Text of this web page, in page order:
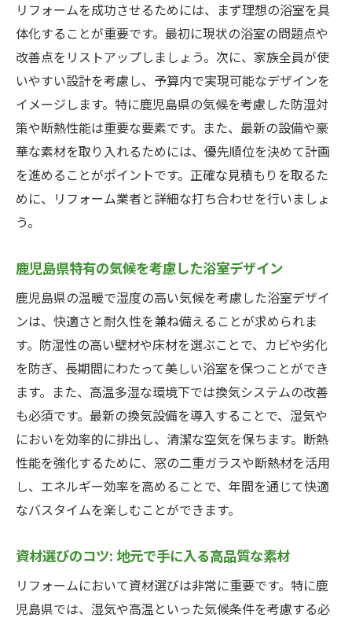
リフォーム費用を抑えつつ鹿児島県で快適な浴
室を手に入れる方法
予算内でリフォームするための費用見積も
りのポイント
コストパフォーマンスの高い資材選び
リフォームのタイミングを選ぶことで費用
を抑える
DIYでできる部分とプロに任せる部分の分け
鹿児島県でおすすめのリフォーム業者の特
徴
鹿児島県での浴室リフォーム費用を大幅に削減
する秘訣
リサイクル素材や中古品を活用する方法
季節ごとのキャンペーンを利用したお得な
リフォーム
複数業者からの見積もりを比較する重要性
削減のコツ
資材の一括購入で大幅に費用を削減する方
法
リフォームを成功させるためには、まず理想の浴室を具
体化することが重要です。最初に現状の浴室の問題点や
改善点をリストアップしましょう。次に、家族全員が使
いやすい設計を考慮し、予算内で実現可能なデザインを
イメージします。特に鹿児島県の気候を考慮した防湿対
策や断熱性能は重要な要素です。また、最新の設備や豪
華な素材を取り入れるためには、優先順位を決めて計画
を進めることがポイントです。正確な見積もりを取るた
めに、リフォーム業者と詳細な打ち合わせを行いましょ
う。
鹿児島県特有の気候を考慮した浴室デザイン
鹿児島県の温暖で湿度の高い気候を考慮した浴室デザイ
ンは、快適さと耐久性を兼ね備えることが求められま
す。防湿性の高い壁材や床材を選ぶことで、カビや劣化
を防ぎ、長期間にわたって美しい浴室を保つことができ
ます。また、高温多湿な環境下では換気システムの改善
も必須です。最新の換気設備を導入することで、湿気や
においを効率的に排出し、清潔な空気を保ちます。断熱
性能を強化するために、窓の二重ガラスや断熱材を活用
し、エネルギー効率を高めることで、年間を通じて快適
なバスタイムを楽しむことができます。
資材選びのコツ: 地元で手に入る高品質な素材
リフォームにおいて資材選びは非常に重要です。特に鹿
児島県では、湿気や高温といった気候条件を考慮する必